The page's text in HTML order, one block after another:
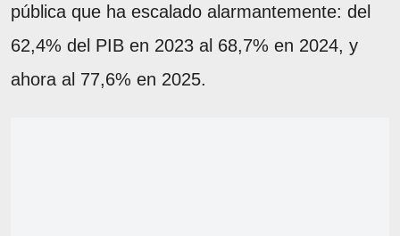
pública que ha escalado alarmantemente: del
62,4% del PIB en 2023 al 68,7% en 2024, y
ahora al 77,6% en 2025.